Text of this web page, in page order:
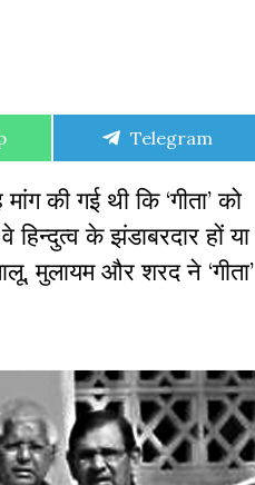
Share
Telegram
की गई थी कि ‘गीता’ को
के झंडाबरदार हों या
मुलायम और शरद ने ‘गीता’